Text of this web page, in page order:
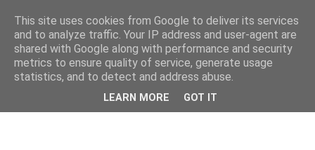
This site uses cookies from Google to deliver its services
and to analyze traffic. Your IP address and user-agent are
shared with Google along with performance and security
metrics to ensure quality of service, generate usage
statistics, and to detect and address abuse.
LEARN MORE GOT IT